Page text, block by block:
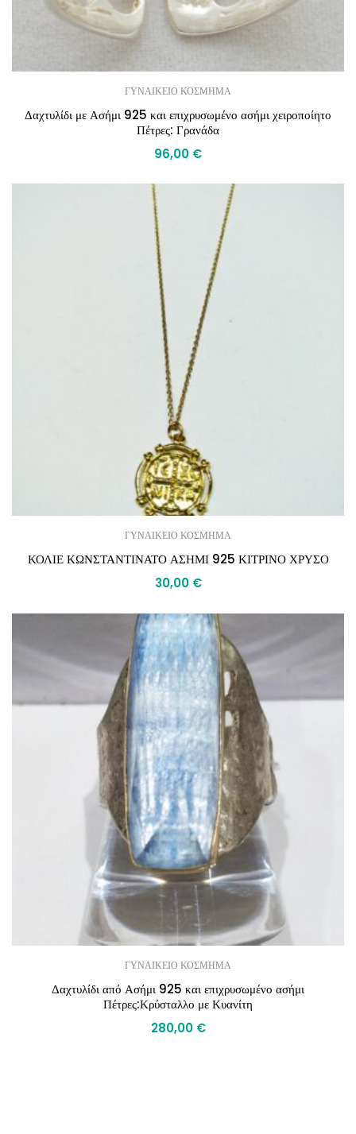
ΓΥΝΑΙΚΕΙΟ ΚΟΣΜΗΜΑ
Δαχτυλίδι με Ασήμι 925 και επιχρυσωμένο ασήμι χειροποίητο
Πέτρες: Γρανάδα
96,00 €
ΓΥΝΑΙΚΕΙΟ ΚΟΣΜΗΜΑ
ΚΟΛΙΕ ΚΩΝΣΤΑΝΤΙΝΑΤΟ ΑΣΗΜΙ 925 ΚΙΤΡΙΝΟ ΧΡΥΣΟ
30,00 €
ΓΥΝΑΙΚΕΙΟ ΚΟΣΜΗΜΑ
Δαχτυλίδι από Ασήμι 925 και επιχρυσωμένο ασήμι
Πέτρες:Κρύσταλλο με Κυανίτη
280,00 €